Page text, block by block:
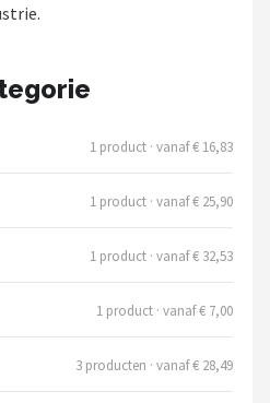
1 product · vanaf € 16,83
1 product · vanaf € 25,90
1 product · vanaf € 32,53
1 product · vanaf € 7,00
3 producten · vanaf € 28,49